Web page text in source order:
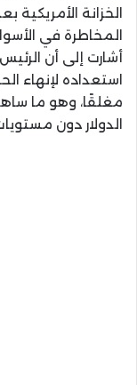
الخزانة الأمريكية
المخاطرة في
أشارت إلى أن
استعداده لإنهاء
مغلقًا، وهو ما
الدولار دون